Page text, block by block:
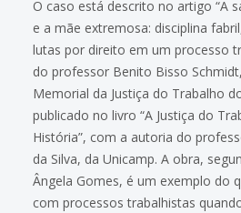
O caso está descrito no artigo “A
e a mãe extremosa: disciplina
lutas por direito em um processo
do professor Benito Bisso
Memorial da Justiça do Trabalho
publicado no livro “A Justiça do
História”, com a autoria do
da Silva, da Unicamp. A obra,
Ângela Gomes, é um exemplo do
com processos trabalhistas